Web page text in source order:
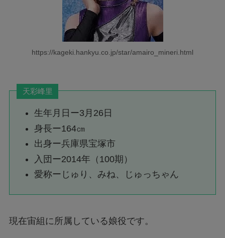
https://kageki.hankyu.co.jp/star/amairo_mineri.html
天彩峰里
生年月日ー3月26日
身長ー164㎝
出身ー兵庫県宝塚市
入団ー2014年（100期）
愛称ーじゅり、みね、じゅっちゃん
現在宙組に所属している娘役です。